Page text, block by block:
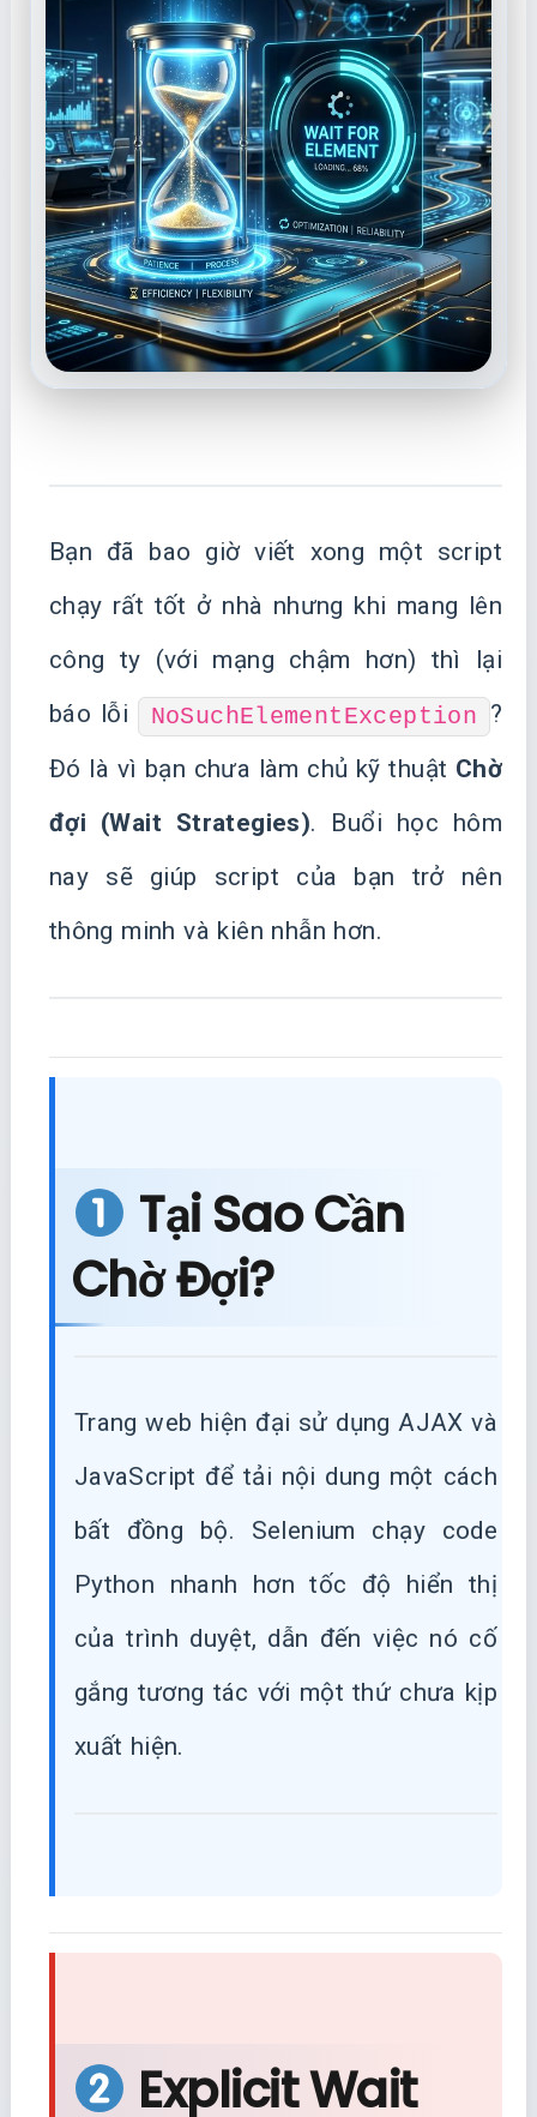
Bạn đã bao giờ viết xong một script
chạy rất tốt ở nhà nhưng khi mang lên
công ty (với mạng chậm hơn) thì lại
báo lỗi
NoSuchElementException ?
Đó là vì bạn chưa làm chủ kỹ thuật Chờ
đợi (Wait Strategies). Buổi học hôm
nay sẽ giúp script của bạn trở nên
thông minh và kiên nhẫn hơn.
Tại Sao Cần
Chờ Đợi?
Trang web hiện đại sử dụng AJAX và
JavaScript để tải nội dung một cách
bất đồng bộ. Selenium chạy code
Python nhanh hơn tốc độ hiển thị
của trình duyệt, dẫn đến việc nó cố
gắng tương tác với một thứ chưa kịp
xuất hiện.
Explicit Wait